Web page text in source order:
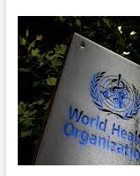
Talep
2021’de
Rekor
Düzeyde
Yükselecek!…